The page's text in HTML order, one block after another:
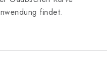
findet.